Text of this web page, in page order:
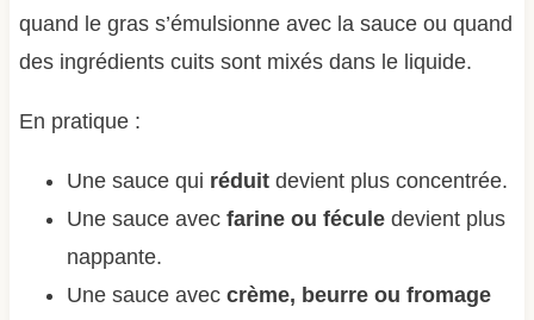
quand le gras s’émulsionne avec la sauce ou quand
des ingrédients cuits sont mixés dans le liquide.
En pratique :
Une sauce qui réduitdevient plus concentrée.
Une sauce avec farine ou féculedevient plus
nappante.
Une sauce avec crème, beurre ou fromage